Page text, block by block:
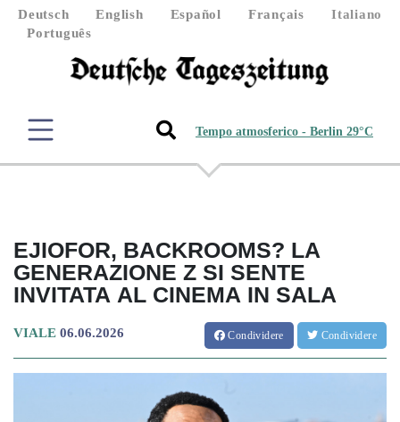
Deutsch English Español Français
Italiano
Português
Tempo atmosferico - Berlin 29°C
EJIOFOR, BACKROOMS? LA
GENERAZIONE Z SI SENTE
INVITATA AL CINEMA IN SALA
VIALE 06.06.2026 Condividere Condividere